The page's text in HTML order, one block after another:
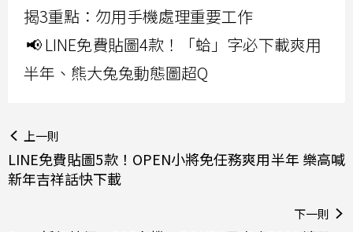
揭3重點：勿用手機處理重要工作
📢 LINE免費貼圖4款！「蛤」字必下載爽用
半年、熊大兔兔動態圖超Q
上一則
LINE免費貼圖5款！OPEN小將免任務爽用半年 樂高喊
新年吉祥話快下載
下一則